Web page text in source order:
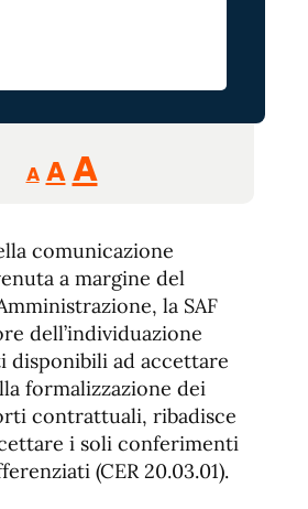
A
Reducir
tamaño
A Restablecer
de
fuente
AAumentar
de
fuente.
comunicazione
a margine del
la SAF
dell’individuazione
disponibili ad accettare
formalizzazione dei
contrattuali, ribadisce
i soli conferimenti
(CER 20.03.01).